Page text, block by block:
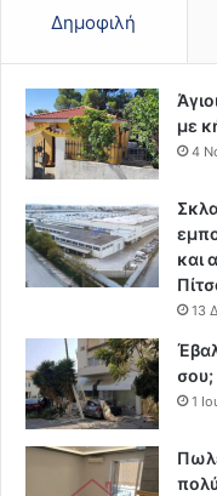
Δημοφιλή
με
4
και
13
σου;
1